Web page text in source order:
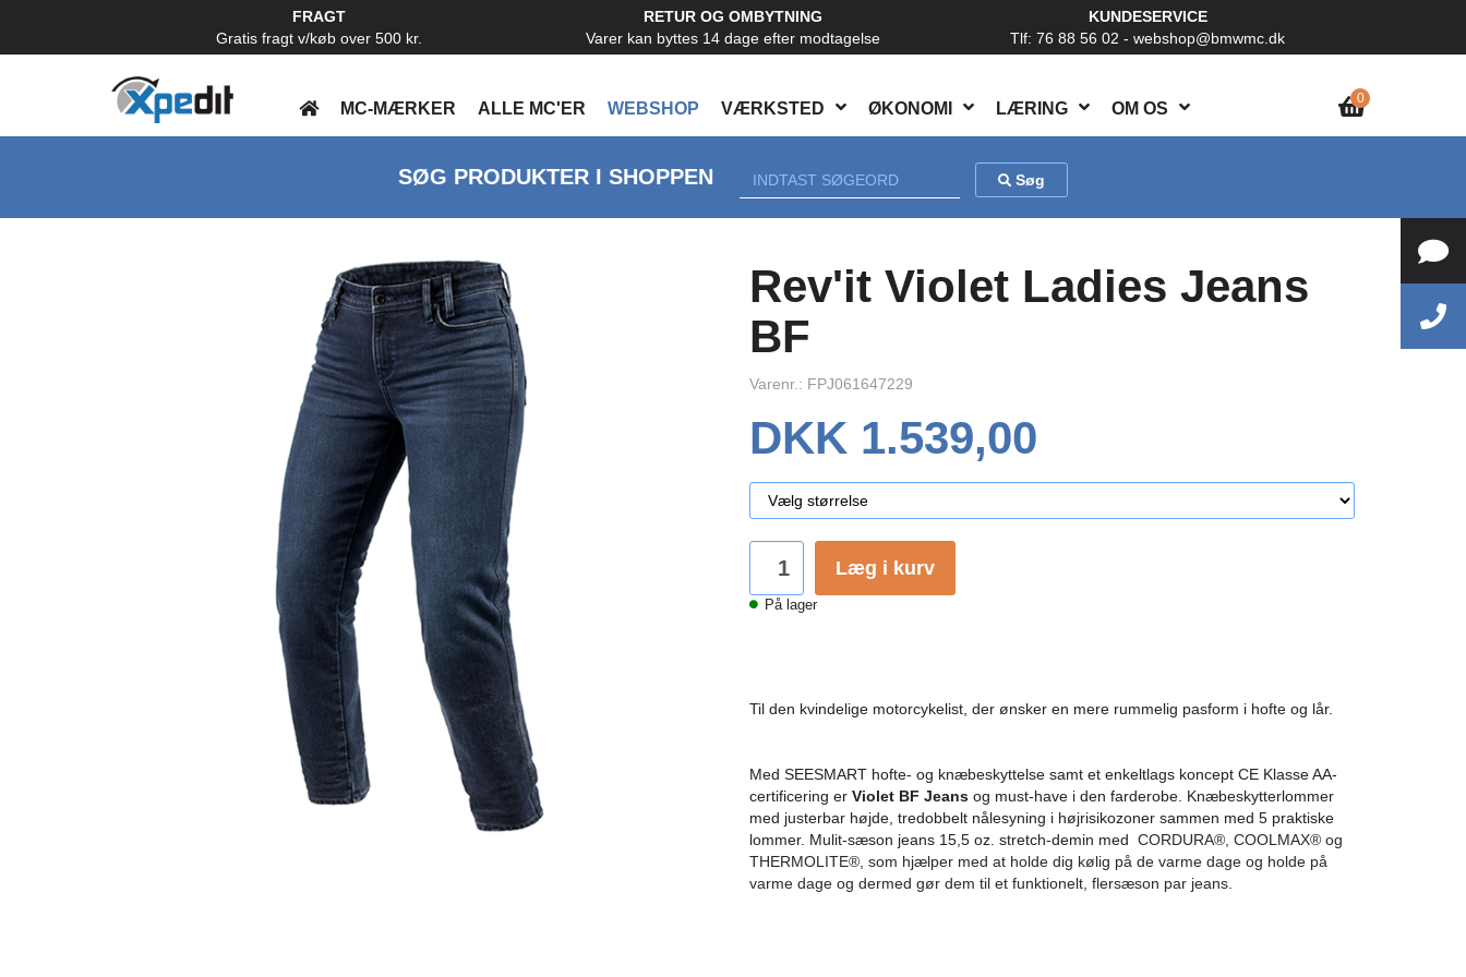
MC-MÆRKER ALLE MC'ER WEBSHOP VÆRKSTED ØKONOMI LÆRING OM OS
0
FRAGT
Gratis fragt v/køb over 500 kr.
RETUR OG OMBYTNING
Varer kan byttes 14 dage efter modtagelse
KUNDESERVICE
Tlf: 76 88 56 02 - webshop@bmwmc.dk
SØG PRODUKTER I SHOPPEN Søg
Rev'it Violet Ladies Jeans
BF
Varenr.: FPJ061647229
DKK 1.539,00
Læg i kurv
På lager
Til den kvindelige motorcykelist, der ønsker en mere rummelig pasform i hofte og lår.
Med SEESMART hofte- og knæbeskyttelse samt et enkeltlags koncept CE Klasse AA-
certificering er Violet BF Jeans og must-have i den farderobe. Knæbeskytterlommer
med justerbar højde, tredobbelt nålesyning i højrisikozoner sammen med 5 praktiske
lommer. Mulit-sæson jeans 15,5 oz. stretch-demin med CORDURA®, COOLMAX® og
THERMOLITE®, som hjælper med at holde dig kølig på de varme dage og holde på
varme dage og dermed gør dem til et funktionelt, flersæson par jeans.